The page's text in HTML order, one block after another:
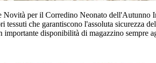
Novità per il Corredino Neonato
che garantiscono l'assoluta sicurezza
disponibilità di magazzino